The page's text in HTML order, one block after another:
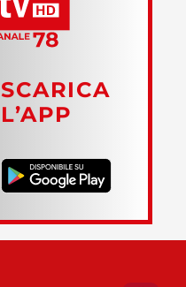
SCARICA
L’APP